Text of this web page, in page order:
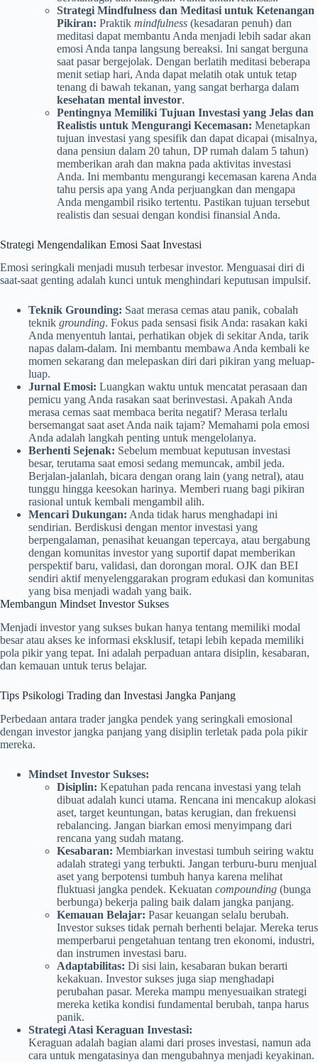
Strategi Mindfulness dan Meditasi untuk Ketenangan
Pikiran: Praktik mindfulness (kesadaran penuh) dan
meditasi dapat membantu Anda menjadi lebih sadar akan
emosi Anda tanpa langsung bereaksi. Ini sangat berguna
saat pasar bergejolak. Dengan berlatih meditasi beberapa
menit setiap hari, Anda dapat melatih otak untuk tetap
tenang di bawah tekanan, yang sangat berharga dalam
kesehatan mental investor.
Pentingnya Memiliki Tujuan Investasi yang Jelas dan
Realistis untuk Mengurangi Kecemasan: Menetapkan
tujuan investasi yang spesifik dan dapat dicapai (misalnya,
dana pensiun dalam 20 tahun, DP rumah dalam 5 tahun)
memberikan arah dan makna pada aktivitas investasi
Anda. Ini membantu mengurangi kecemasan karena Anda
tahu persis apa yang Anda perjuangkan dan mengapa
Anda mengambil risiko tertentu. Pastikan tujuan tersebut
realistis dan sesuai dengan kondisi finansial Anda.
Strategi Mengendalikan Emosi Saat Investasi
Emosi seringkali menjadi musuh terbesar investor. Menguasai diri di
saat-saat genting adalah kunci untuk menghindari keputusan impulsif.
Teknik Grounding: Saat merasa cemas atau panik, cobalah
teknik grounding. Fokus pada sensasi fisik Anda: rasakan kaki
Anda menyentuh lantai, perhatikan objek di sekitar Anda, tarik
napas dalam-dalam. Ini membantu membawa Anda kembali ke
momen sekarang dan melepaskan diri dari pikiran yang meluap-
luap.
Jurnal Emosi: Luangkan waktu untuk mencatat perasaan dan
pemicu yang Anda rasakan saat berinvestasi. Apakah Anda
merasa cemas saat membaca berita negatif? Merasa terlalu
bersemangat saat aset Anda naik tajam? Memahami pola emosi
Anda adalah langkah penting untuk mengelolanya.
Berhenti Sejenak: Sebelum membuat keputusan investasi
besar, terutama saat emosi sedang memuncak, ambil jeda.
Berjalan-jalanlah, bicara dengan orang lain (yang netral), atau
tunggu hingga keesokan harinya. Memberi ruang bagi pikiran
rasional untuk kembali mengambil alih.
Mencari Dukungan: Anda tidak harus menghadapi ini
sendirian. Berdiskusi dengan mentor investasi yang
berpengalaman, penasihat keuangan tepercaya, atau bergabung
dengan komunitas investor yang suportif dapat memberikan
perspektif baru, validasi, dan dorongan moral. OJK dan BEI
sendiri aktif menyelenggarakan program edukasi dan komunitas
yang bisa menjadi wadah yang baik.
Membangun Mindset Investor Sukses
Menjadi investor yang sukses bukan hanya tentang memiliki modal
besar atau akses ke informasi eksklusif, tetapi lebih kepada memiliki
pola pikir yang tepat. Ini adalah perpaduan antara disiplin, kesabaran,
dan kemauan untuk terus belajar.
Tips Psikologi Trading dan Investasi Jangka Panjang
Perbedaan antara trader jangka pendek yang seringkali emosional
dengan investor jangka panjang yang disiplin terletak pada pola pikir
mereka.
Mindset Investor Sukses:
Disiplin: Kepatuhan pada rencana investasi yang telah
dibuat adalah kunci utama. Rencana ini mencakup alokasi
aset, target keuntungan, batas kerugian, dan frekuensi
rebalancing. Jangan biarkan emosi menyimpang dari
rencana yang sudah matang.
Kesabaran: Membiarkan investasi tumbuh seiring waktu
adalah strategi yang terbukti. Jangan terburu-buru menjual
aset yang berpotensi tumbuh hanya karena melihat
fluktuasi jangka pendek. Kekuatan compounding (bunga
berbunga) bekerja paling baik dalam jangka panjang.
Kemauan Belajar: Pasar keuangan selalu berubah.
Investor sukses tidak pernah berhenti belajar. Mereka terus
memperbarui pengetahuan tentang tren ekonomi, industri,
dan instrumen investasi baru.
Adaptabilitas: Di sisi lain, kesabaran bukan berarti
kekakuan. Investor sukses juga siap menghadapi
perubahan pasar. Mereka mampu menyesuaikan strategi
mereka ketika kondisi fundamental berubah, tanpa harus
panik.
Strategi Atasi Keraguan Investasi:
Keraguan adalah bagian alami dari proses investasi, namun ada
cara untuk mengatasinya dan mengubahnya menjadi keyakinan.